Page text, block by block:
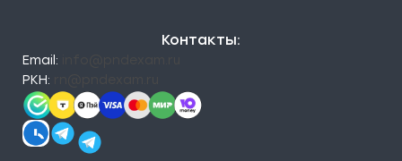
Контакты:
Email:
РКН: